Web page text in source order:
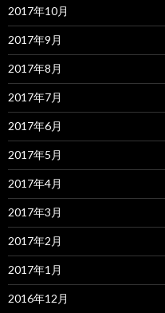
2017年10月
2017年9月
2017年8月
2017年7月
2017年6月
2017年5月
2017年4月
2017年3月
2017年2月
2017年1月
2016年12月